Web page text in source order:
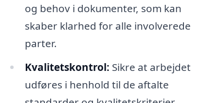
og behov i dokumenter, som kan
skaber klarhed for alle involverede
parter.
Kvalitetskontrol: Sikre at arbejdet
udføres i henhold til de aftalte